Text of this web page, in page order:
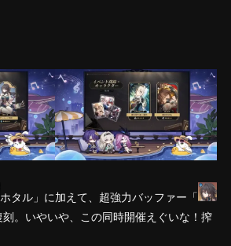
ホタル」に加えて、超強力バッファー「
。いやいや、この同時開催えぐいな！搾